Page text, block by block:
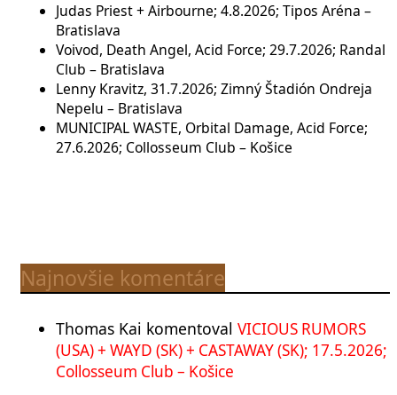
Judas Priest + Airbourne; 4.8.2026; Tipos Aréna –
Bratislava
Voivod, Death Angel, Acid Force; 29.7.2026; Randal
Club – Bratislava
Lenny Kravitz, 31.7.2026; Zimný Štadión Ondreja
Nepelu – Bratislava
MUNICIPAL WASTE, Orbital Damage, Acid Force;
27.6.2026; Collosseum Club – Košice
Najnovšie komentáre
Thomas Kai komentoval VICIOUS RUMORS
(USA) + WAYD (SK) + CASTAWAY (SK); 17.5.2026;
Collosseum Club – Košice